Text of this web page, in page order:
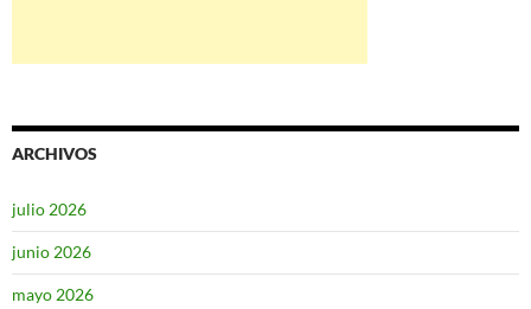
ARCHIVOS
julio 2026
junio 2026
mayo 2026